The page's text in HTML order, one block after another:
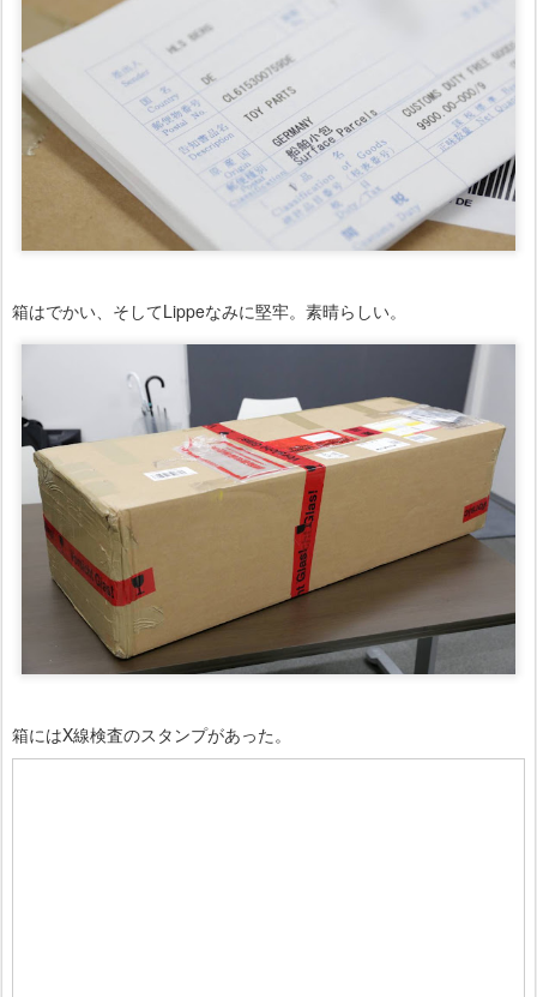
箱はでかい、そしてLippeなみに堅牢。素晴らしい。
箱にはX線検査のスタンプがあった。